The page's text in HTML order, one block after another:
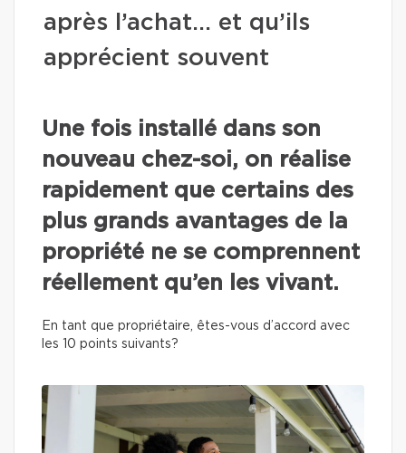
après l’achat… et qu’ils
apprécient souvent
Une fois installé dans son
nouveau chez-soi, on réalise
rapidement que certains des
plus grands avantages de la
propriété ne se comprennent
réellement qu’en les vivant.
En tant que propriétaire, êtes-vous d’accord avec
les 10 points suivants?